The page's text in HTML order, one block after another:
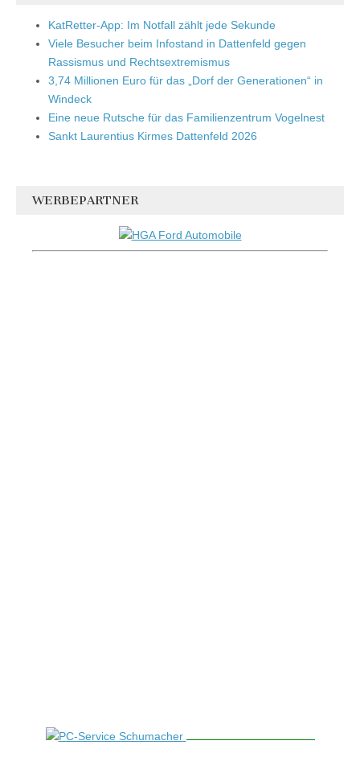
KatRetter-App: Im Notfall zählt jede Sekunde
Viele Besucher beim Infostand in Dattenfeld gegen
Rassismus und Rechtsextremismus
3,74 Millionen Euro für das „Dorf der Generationen“ in
Windeck
Eine neue Rutsche für das Familienzentrum Vogelnest
Sankt Laurentius Kirmes Dattenfeld 2026
WERBEPARTNER